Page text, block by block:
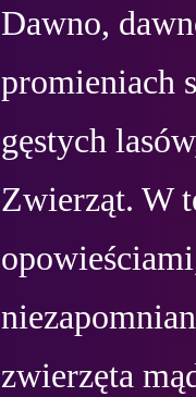
Dawno,
promieniach
gęstych
Zwierząt. W
zwierzęta